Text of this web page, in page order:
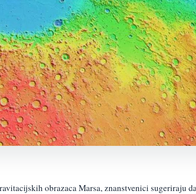
obrazaca Marsa, znanstvenici sugeriraju